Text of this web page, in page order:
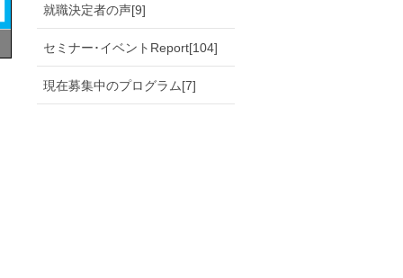
就職決定者の声[9]
セミナー･イベントReport[104]
現在募集中のプログラム[7]